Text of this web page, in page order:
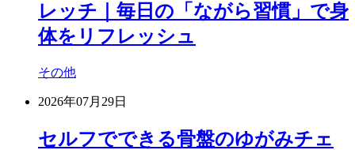
レッチ｜毎日の「ながら習慣」で身
体をリフレッシュ
その他
2026年07月29日
セルフでできる骨盤のゆがみチェ